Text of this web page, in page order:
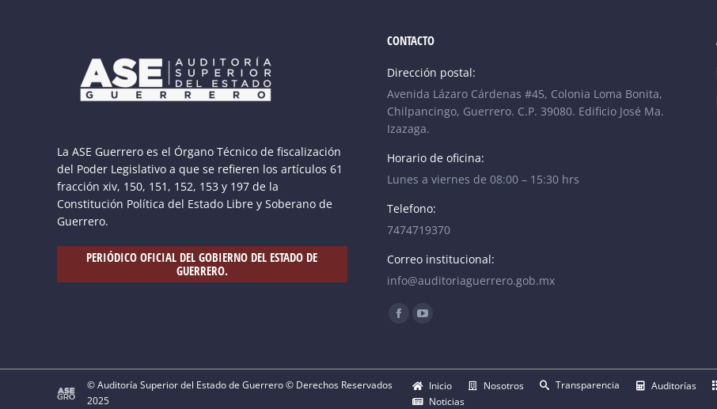
La ASE Guerrero es el Órgano Técnico de fiscalización
del Poder Legislativo a que se refieren los artículos 61
fracción xiv, 150, 151, 152, 153 y 197 de la
Constitución Política del Estado Libre y Soberano de
Guerrero.
PERIÓDICO OFICIAL DEL GOBIERNO DEL ESTADO DE
GUERRERO.
CONTACTO
Dirección postal:
Avenida Lázaro Cárdenas #45, Colonia Loma Bonita,
Chilpancingo, Guerrero. C.P. 39080. Edificio José Ma.
Izazaga.
Horario de oficina:
Lunes a viernes de 08:00 – 15:30 hrs
Telefono:
7474719370
Correo institucional:
info@auditoriaguerrero.gob.mx
Find us on:
Facebook
new
in
new
© Auditoría Superior del Estado de Guerrero © Derechos Reservados
2025
Inicio Nosotros Transparencia Auditorías
Noticias